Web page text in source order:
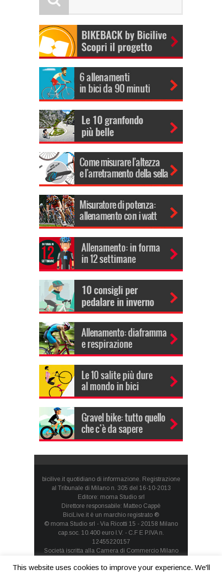
bicilive.it quotidiano di informazione. Registrazione
al Tribunale di Milano n. 305 del 16-10-2013
Editore: moma Studio srl
Direttore responsabile: Matteo Cappè
BiciLive.it è un marchio registrato ®
© moma Studio srl - Via Ricotti 15 - 20158 Milano
cap.soc. 10.400 euro I.V. - C.F E P.IVA n.
12455220157
Società iscritta alla Camera di Commercio Milano
socio unico
This website uses cookies to improve your experience. We'll